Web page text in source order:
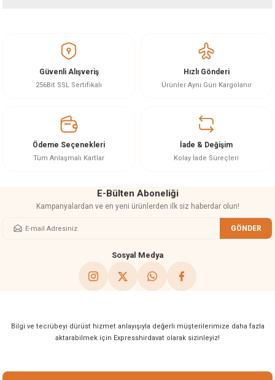
Görüş ve önerileriniz için teşekkür ederiz.
Ürün resmi kalitesiz, bozuk veya görüntülenemiyor.
Ürün bilgilerinde hatalar bulunuyor.
Bu ürüne benzer farklı alternatifler olmalı.
Güvenli Alışveriş
256Bit SSL Sertifikalı
Hızlı Gönderi
Ürünler Aynı Gün Kargolanır
Ödeme Seçenekleri
Tüm Anlaşmalı Kartlar
İade & Değişim
Kolay İade Süreçleri
E-Bülten Aboneliği
Kampanyalardan ve en yeni ürünlerden ilk siz haberdar olun!
GÖNDER
Sosyal Medya
Bilgi ve tecrübeyi dürüst hizmet anlayışıyla değerli müşterilerimize daha fazla
aktarabilmek için Expresshirdavat olarak sizinleyiz!